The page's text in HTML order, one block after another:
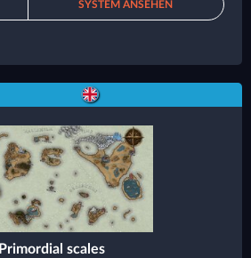
SYSTEM ANSEHEN
Primordial scales